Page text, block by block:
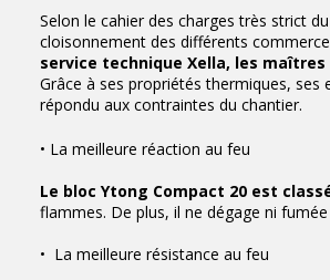
Selon le cahier des charges très strict
cloisonnement des différents
service technique Xella, les maîtres
Grâce à ses propriétés thermiques, ses
répondu aux contraintes du chantier.
• La meilleure réaction au feu
Le bloc Ytong Compact 20 est
flammes. De plus, il ne dégage ni
• La meilleure résistance au feu